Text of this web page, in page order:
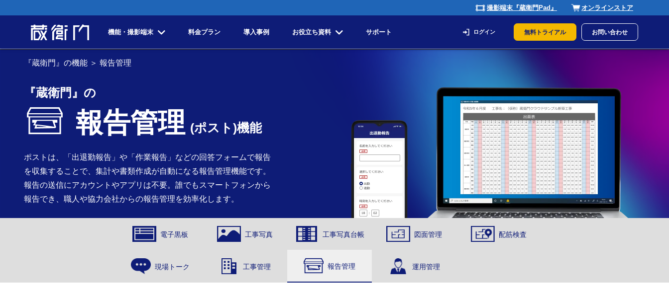
撮影端末『蔵衛門Pad』 オンラインストア
機能・撮影端末 料金プラン 導入事例 お役立ち資料 サポート ログイン 無料トライアル お問い合わせ
『蔵衛門』の機能 ＞ 報告管理
『蔵衛門』の
報告管理 (ポスト)機能
ポストは、「出退勤報告」や「作業報告」などの回答フォームで報告
を収集することで、集計や書類作成が自動になる報告管理機能です。
報告の送信にアカウントやアプリは不要。誰でもスマートフォンから
報告でき、職人や協力会社からの報告管理を効率化します。
電子黒板 工事写真 工事写真台帳 図面管理 配筋検査
現場トーク 工事管理 報告管理 運用管理